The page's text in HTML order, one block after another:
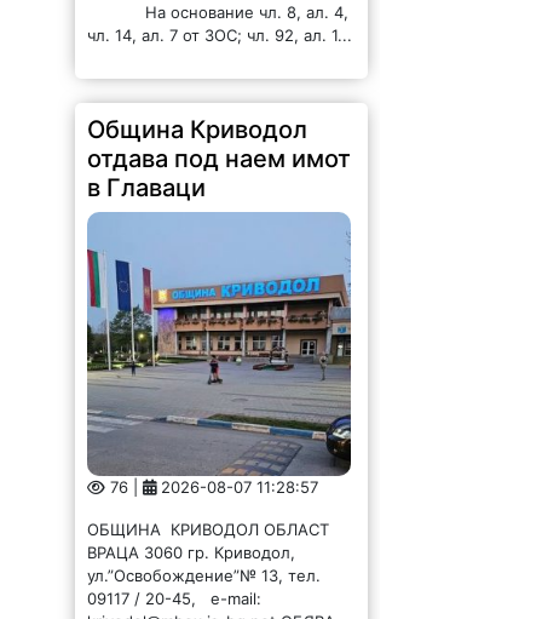
На основание чл. 8, ал. 4,
чл. 14, ал. 7 от ЗОС; чл. 92, ал. 1...
Община Криводол
отдава под наем имот
в Главаци
76 | 2026-08-07 11:28:57
ОБЩИНА КРИВОДОЛ ОБЛАСТ
ВРАЦА 3060 гр. Криводол,
ул.”Освобождение”№ 13, тел.
09117 / 20-45, e-mail: